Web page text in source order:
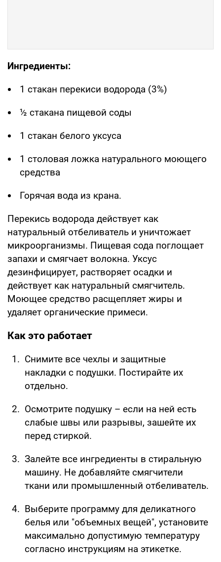
Ингредиенты:
1 стакан перекиси водорода (3%)
½ стакана пищевой соды
1 стакан белого уксуса
1 столовая ложка натурального моющего
средства
Горячая вода из крана.
Перекись водорода действует как
натуральный отбеливатель и уничтожает
микроорганизмы. Пищевая сода поглощает
запахи и смягчает волокна. Уксус
дезинфицирует, растворяет осадки и
действует как натуральный смягчитель.
Моющее средство расщепляет жиры и
удаляет органические примеси.
Как это работает
Снимите все чехлы и защитные
накладки с подушки. Постирайте их
отдельно.
Осмотрите подушку – если на ней есть
слабые швы или разрывы, зашейте их
перед стиркой.
Залейте все ингредиенты в стиральную
машину. Не добавляйте смягчители
ткани или промышленный отбеливатель.
Выберите программу для деликатного
белья или "объемных вещей", установите
максимально допустимую температуру
согласно инструкциям на этикетке.